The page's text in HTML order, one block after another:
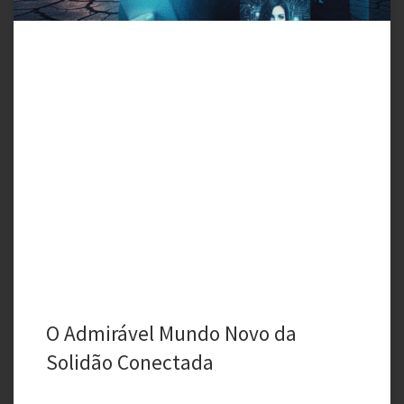
O Admirável Mundo Novo da
Solidão Conectada